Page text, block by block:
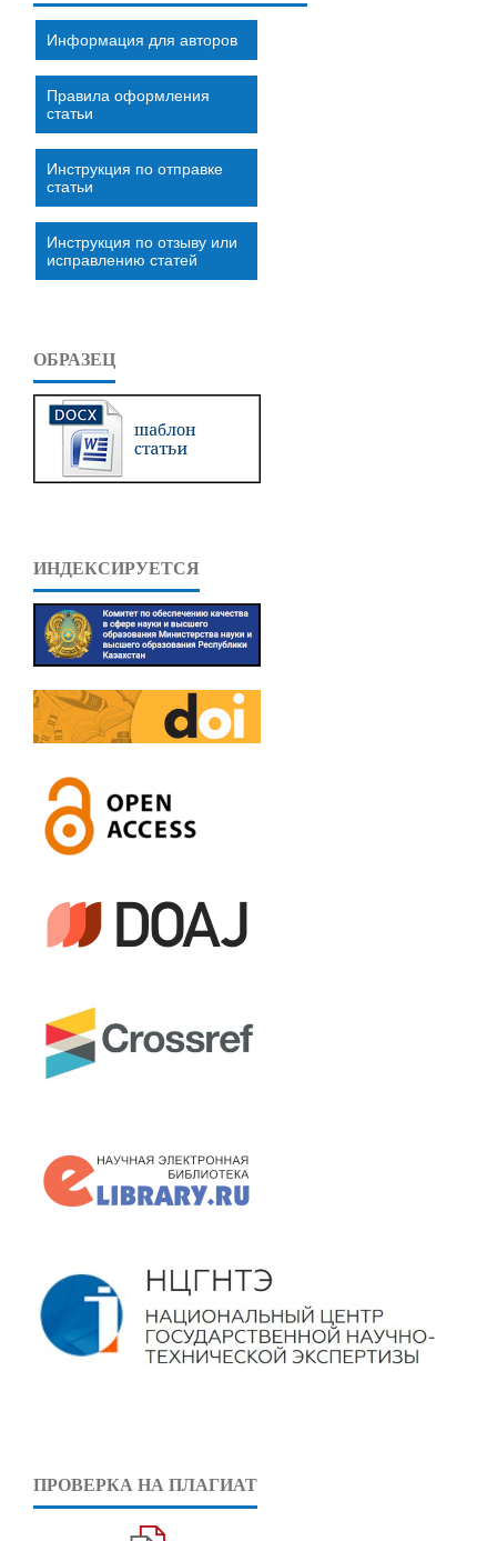
Информация для авторов
Правила оформления
статьи
Инструкция по отправке
статьи
Инструкция по отзыву или
исправлению статей
ОБРАЗЕЦ
ИНДЕКСИРУЕТСЯ
ПРОВЕРКА НА ПЛАГИАТ